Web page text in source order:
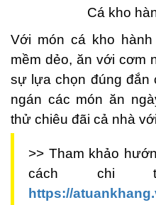
Cá kho
Với món cá kho
mềm dẻo, ăn với cơm
sự lựa chọn đúng đắn
ngán các món ăn
thử chiêu đãi cả nhà
>> Tham khảo
cách chi
https://